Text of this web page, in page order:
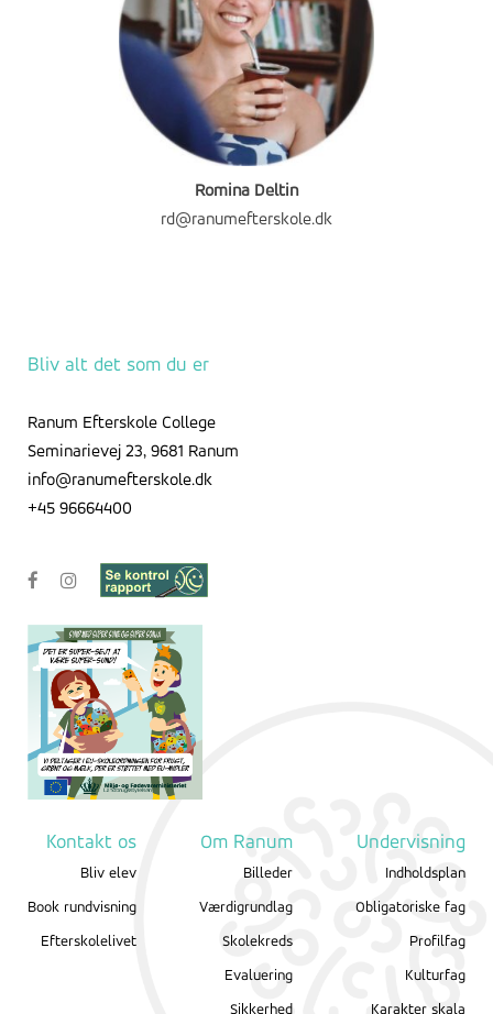
Romina Deltin
rd@ranumefterskole.dk
Bliv alt det som du er
Ranum Efterskole College
Seminarievej 23, 9681 Ranum
info@ranumefterskole.dk
+45 96664400
Kontakt os
Bliv elev
Book rundvisning
Efterskolelivet
Om Ranum
Billeder
Værdigrundlag
Skolekreds
Evaluering
Sikkerhed
Undervisning
Indholdsplan
Obligatoriske fag
Profilfag
Kulturfag
Karakter skala